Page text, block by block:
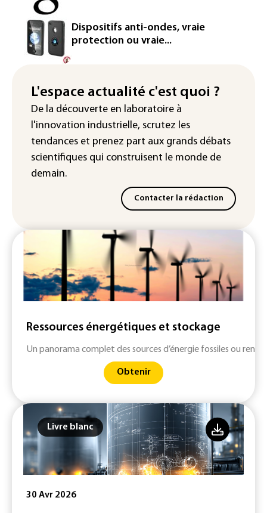
Google réorganise sa division IA: Demis
Hassabis passe la main, des stars s'en
vont
Colombie: un bébé hippopotame
meurt malgré les soins
Éclipse: une baisse temporaire de la
production d'électricité solaire
attendue en Europe
Dispositifs anti-ondes, vraie
protection ou vraie...
L'espace actualité c'est quoi ?
De la découverte en laboratoire à
l'innovation industrielle, scrutez les
tendances et prenez part aux grands débats
scientifiques qui construisent le monde de
demain.
Contacter la rédaction
Ressources énergétiques et stockage
Un panorama complet des sources d’énergie fossiles ou
Obtenir
Livre blanc
30 Avr 2026